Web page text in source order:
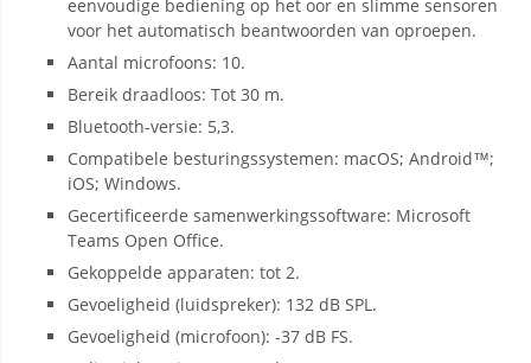
eenvoudige bediening op het oor en slimme sensoren
voor het automatisch beantwoorden van oproepen.
Aantal microfoons: 10.
Bereik draadloos: Tot 30 m.
Bluetooth-versie: 5,3.
Compatibele besturingssystemen: macOS; Android™;
iOS; Windows.
Gecertificeerde samenwerkingssoftware: Microsoft
Teams Open Office.
Gekoppelde apparaten: tot 2.
Gevoeligheid (luidspreker): 132 dB SPL.
Gevoeligheid (microfoon): -37 dB FS.